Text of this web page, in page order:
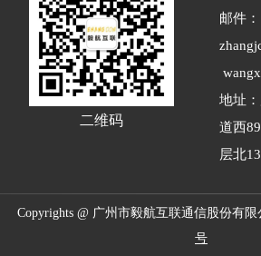
二维码
邮件：
地址
道西
层北
Copyrights @ 广州市毅航互联通信股份有限
号